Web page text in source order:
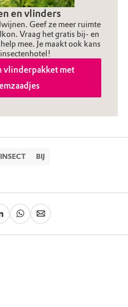
en vlinders
Geef ze meer ruimte
Vraag het gratis bij- en
mee. Je maakt ook kans
vlinderpakket met
INSECT
BIJ